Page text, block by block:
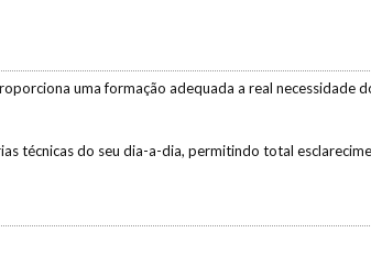
uma formação adequada a real necessidade
técnicas do seu dia-a-dia, permitindo total